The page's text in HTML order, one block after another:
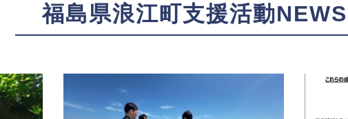
福島県浪江町支援活動NEWS